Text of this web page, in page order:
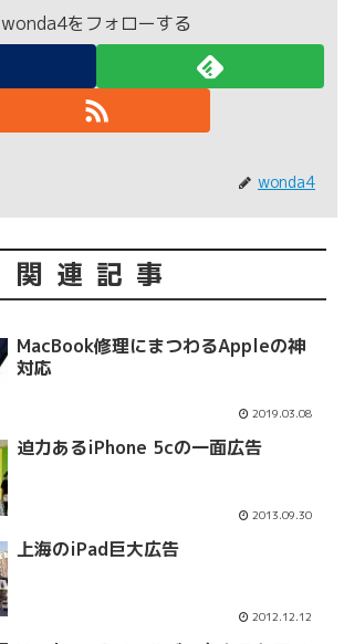
wonda4をフォローする
wonda4
関連記事
MacBook修理にまつわるAppleの神
対応
2019.03.08
迫力あるiPhone 5cの一面広告
2013.09.30
上海のiPad巨大広告
2012.12.12